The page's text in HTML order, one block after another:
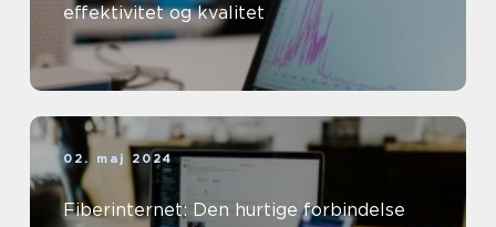
effektivitet og kvalitet
02. maj 2024
Fiberinternet: Den hurtige forbindelse